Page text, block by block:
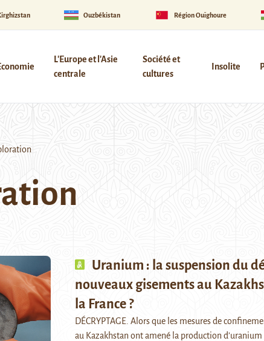
Ouzbékistan Région Ouïghoure
L'Europe et l'Asie
centrale
Société et
cultures
Insolite
Uranium : la suspension du
nouveaux gisements au
la France ?
DÉCRYPTAGE. Alors que les mesures de
au Kazakhstan ont amené la production d’uranium